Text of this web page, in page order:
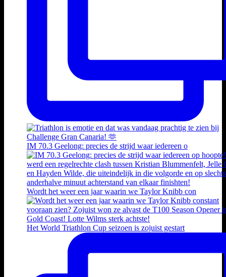
IM 70.3 Geelong: precies de strijd waar iedereen o
Wordt het weer een jaar waarin we Taylor Knibb con
Het World Triathlon Cup seizoen is zojuist gestart